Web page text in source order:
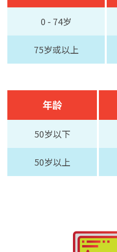
0 - 74岁
75岁或以上
年龄
50岁以下
50岁以上